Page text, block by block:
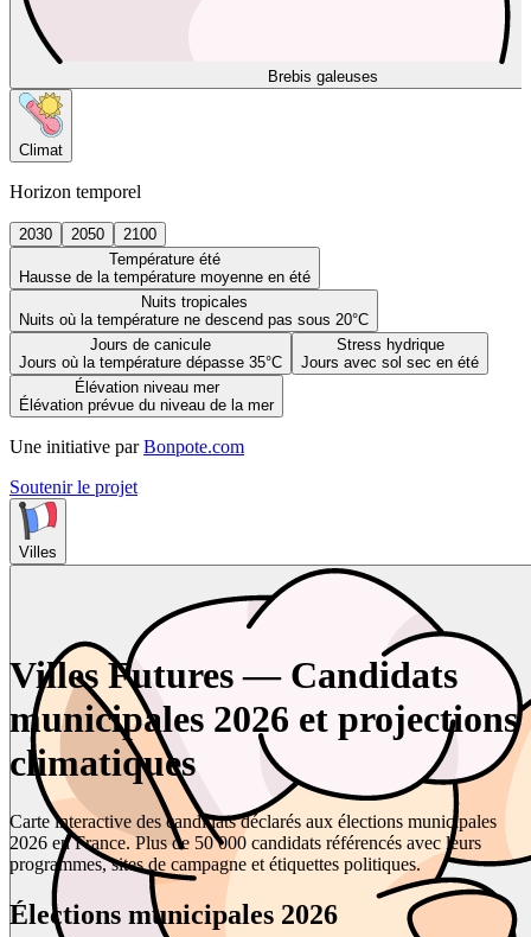
Brebis galeuses
Climat
Horizon temporel
2030 2050
2100
Température été
Hausse de la température moyenne en été
Nuits tropicales
Nuits où la température ne descend pas sous 20°C
Jours de canicule
Jours où la température dépasse 35°C
Stress hydrique
Jours avec sol sec en été
Élévation niveau mer
Élévation prévue du niveau de la mer
Une initiative par Bonpote.com
Soutenir le projet
Villes
Villes Futures — Candidats
municipales 2026 et projections
climatiques
Carte interactive des candidats déclarés aux élections municipales
2026 en France. Plus de 50 000 candidats référencés avec leurs
programmes, sites de campagne et étiquettes politiques.
Élections municipales 2026